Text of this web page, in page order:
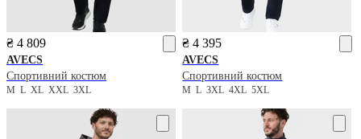
₴ 4 809
AVECS
Спортивний костюм
M L XL XXL 3XL
₴ 4 395
AVECS
Спортивний костюм
ML3XL4XL5XL